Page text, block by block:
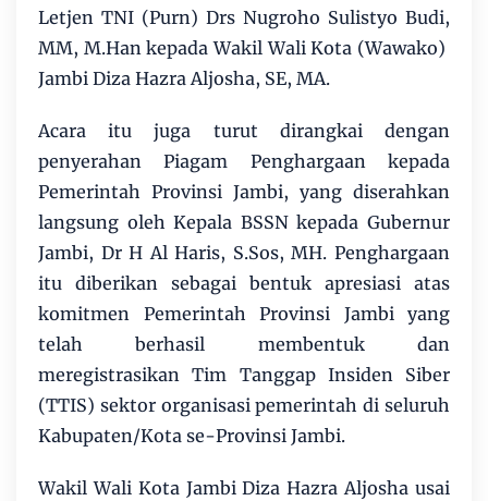
Letjen TNI (Purn) Drs Nugroho Sulistyo Budi,
MM, M.Han kepada Wakil Wali Kota (Wawako)
Jambi Diza Hazra Aljosha, SE, MA.
Acara itu juga turut dirangkai dengan
penyerahan Piagam Penghargaan kepada
Pemerintah Provinsi Jambi, yang diserahkan
langsung oleh Kepala BSSN kepada Gubernur
Jambi, Dr H Al Haris, S.Sos, MH. Penghargaan
itu diberikan sebagai bentuk apresiasi atas
komitmen Pemerintah Provinsi Jambi yang
telah berhasil membentuk dan
meregistrasikan Tim Tanggap Insiden Siber
(TTIS) sektor organisasi pemerintah di seluruh
Kabupaten/Kota se-Provinsi Jambi.
Wakil Wali Kota Jambi Diza Hazra Aljosha usai